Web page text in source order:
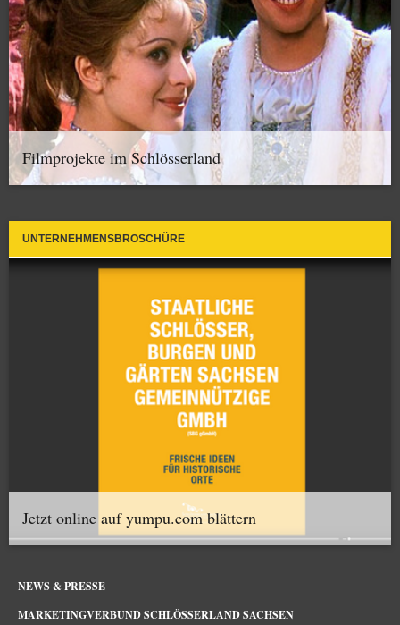
Filmprojekte im Schlösserland
UNTERNEHMENSBROSCHÜRE
Jetzt online auf yumpu.com blättern
NEWS & PRESSE
MARKETINGVERBUND SCHLÖSSERLAND SACHSEN